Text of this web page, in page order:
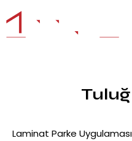
Laminat Parke Uygulaması